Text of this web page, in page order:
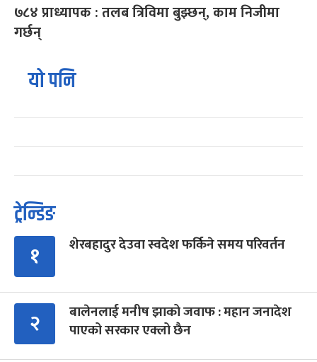
७८४ प्राध्यापक : तलब त्रिविमा बुझ्छन्, काम निजीमा
गर्छन्
यो पनि
ट्रेन्डिङ
१ शेरबहादुर देउवा स्वदेश फर्किने समय परिवर्तन
२
बालेनलाई मनीष झाको जवाफ : महान जनादेश
पाएको सरकार एक्लो छैन